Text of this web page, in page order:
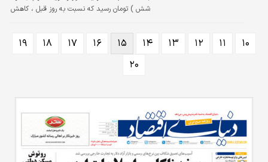
شش ) تومان رسید که نسبت به روز قبل ، کاهش
۱۰ ۱۱ ۱۲ ۱۳ ۱۴ ۱۵ ۱۶ ۱۷ ۱۸
۱۹
۲۰